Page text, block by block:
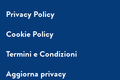
Privacy Policy
Cookie Policy
Termini e Condizioni
Aggiorna privacy